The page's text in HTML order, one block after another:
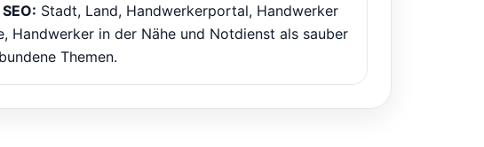
Stadt, Land, Handwerkerportal, Handwerker
Handwerker in der Nähe und Notdienst als sauber
Themen.